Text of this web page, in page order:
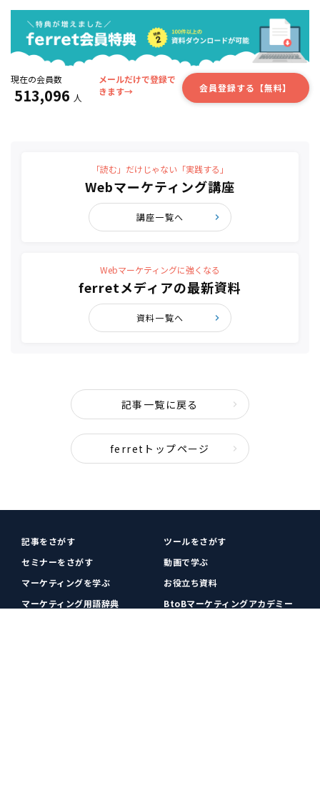
現在の会員数
513,096 人
メールだけで登録で
きます→
会員登録する【無料】
「読む」だけじゃない「実践する」
Webマーケティング講座
講座一覧へ
Webマーケティングに強くなる
ferretメディアの最新資料
資料一覧へ
記事一覧に戻る
ferretトップページ
記事をさがす
ツールをさがす
セミナーをさがす
動画で学ぶ
マーケティングを学ぶ
お役立ち資料
マーケティング用語辞典
BtoBマーケティングアカデミー